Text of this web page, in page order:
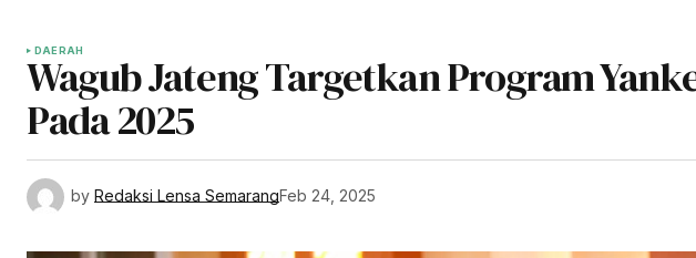
DAERAH
Wagub Jateng Targetkan Program
Pada 2025
by Redaksi Lensa SemarangFeb 24, 2025